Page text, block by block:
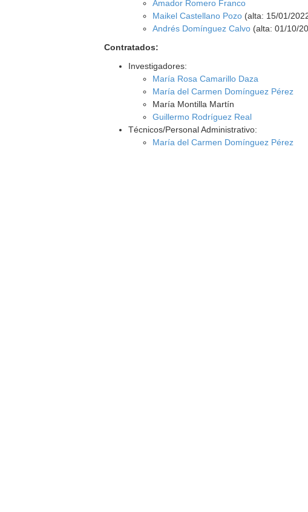
Amador Romero Franco
Maikel Castellano Pozo (alta: 15/01/
Andrés Domínguez Calvo (alta: 01/10/
Contratados:
Investigadores:
María Rosa Camarillo Daza
María del Carmen Domínguez Pérez
María Montilla Martín
Guillermo Rodríguez Real
Técnicos/Personal Administrativo:
María del Carmen Domínguez Pérez